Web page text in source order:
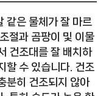
같은 물체가 잘 마르
절과 곰팡이 및 이물
건조대를 잘 배치하
할 수 있습니다. 건조
분히 건조되지 않아